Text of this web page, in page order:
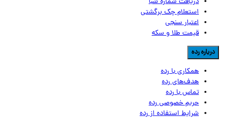
استعلام چک برگشتی
اعتبار سنجی
قیمت طلا و سکه
رده
همکاری با رده
هدف‌های رده
تماس‌ با‌ رده
حریم خصوصی رده
شرایط استفاده از رده